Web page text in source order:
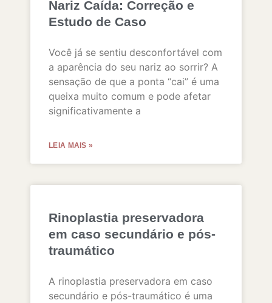
Nariz Caída: Correção e
Estudo de Caso
Você já se sentiu desconfortável com
a aparência do seu nariz ao sorrir? A
sensação de que a ponta “cai” é uma
queixa muito comum e pode afetar
significativamente a
LEIA MAIS »
Rinoplastia preservadora
em caso secundário e pós-
traumático
A rinoplastia preservadora em caso
secundário e pós-traumático é uma